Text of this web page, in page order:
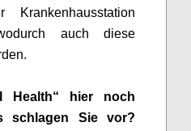
Krankenhausstation
auch diese
Health“
hier noch
schlagen Sie vor?